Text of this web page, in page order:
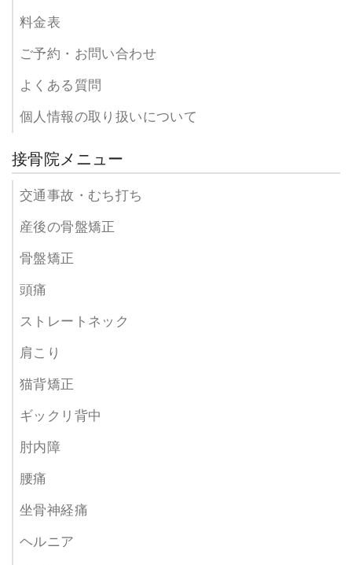
料金表
ご予約・お問い合わせ
よくある質問
個人情報の取り扱いについて
接骨院メニュー
交通事故・むち打ち
産後の骨盤矯正
骨盤矯正
頭痛
ストレートネック
肩こり
猫背矯正
ギックリ背中
肘内障
腰痛
坐骨神経痛
ヘルニア